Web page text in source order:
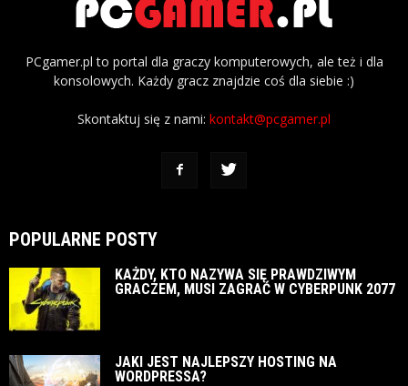
PCgamer.pl to portal dla graczy komputerowych, ale też i dla
konsolowych. Każdy gracz znajdzie coś dla siebie :)
Skontaktuj się z nami: kontakt@pcgamer.pl
POPULARNE POSTY
KAŻDY, KTO NAZYWA SIĘ PRAWDZIWYM
GRACZEM, MUSI ZAGRAĆ W CYBERPUNK 2077
JAKI JEST NAJLEPSZY HOSTING NA
WORDPRESSA?